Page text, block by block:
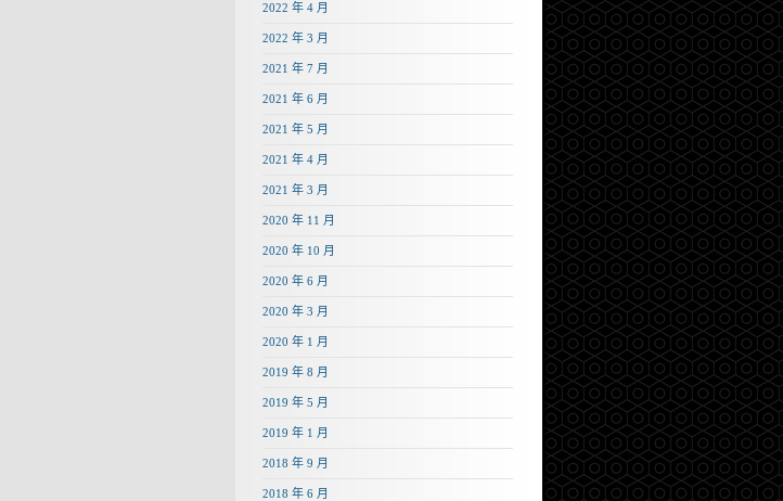
2022 年 4 月
2022 年 3 月
2021 年 7 月
2021 年 6 月
2021 年 5 月
2021 年 4 月
2021 年 3 月
2020 年 11 月
2020 年 10 月
2020 年 6 月
2020 年 3 月
2020 年 1 月
2019 年 8 月
2019 年 5 月
2019 年 1 月
2018 年 9 月
2018 年 6 月